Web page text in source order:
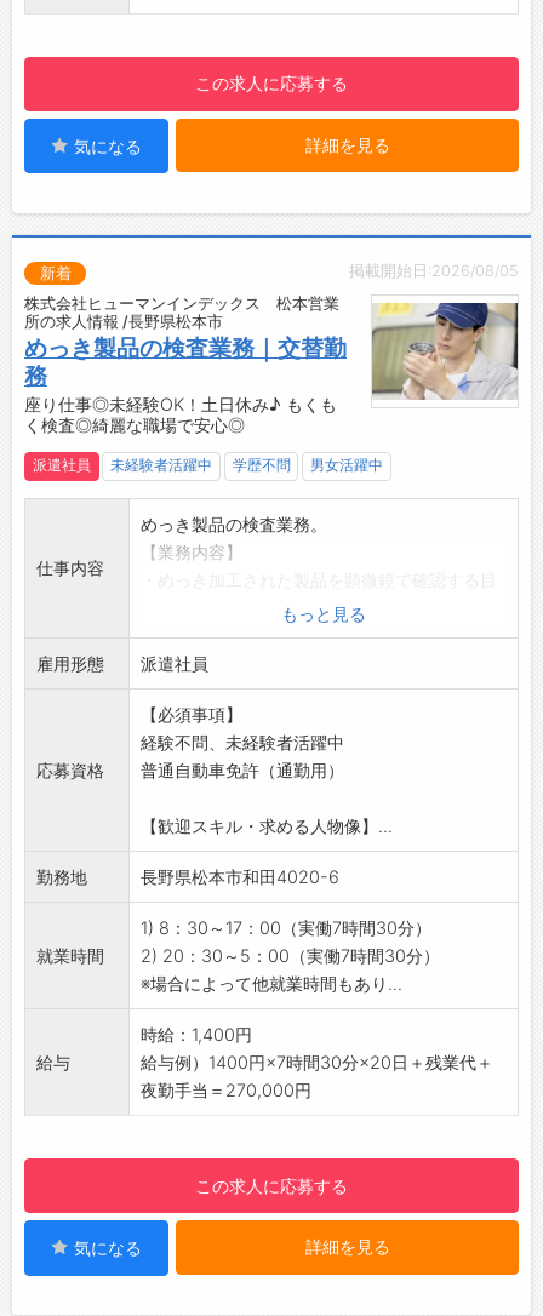
この求人に応募する
気になる 詳細を見る
掲載開始日:2026/08/05
新着
株式会社ヒューマンインデックス 松本営業
所の求人情報 /長野県松本市
めっき製品の検査業務｜交替勤
務
座り仕事◎未経験OK！土日休み♪ もくも
く検査◎綺麗な職場で安心◎
派遣社員 未経験者活躍中 学歴不問 男女活躍中
仕事内容
めっき製品の検査業務。
【業務内容】
・キズ、変形、ムラなどの外観チェック
・検査基準に沿って、良品・不良品の確認を行
います
◎自分のペースで進められる、もくもくと集中
できる作業です！
【未経験者歓迎！】
入社後は、作業手順や検査のポイントを一から
丁寧にお教えしますので、
工場勤務が初めての方でも安心してスタートで
きます。
【こんな方におすすめ♪】
・一人で集中して行う、もくもく作業が好きな
・細かい作業やコツコツ進める作業が得意な
・座り作業で無理なく働きたい
・製造業にチャレンジしてみたい
【職場環境・ポイント】
・座り作業中心で身体への負担少なめ◎
・落ち着いた雰囲気の職場
【貸与】
・制服：支給
・休憩室：食堂スペースからの眺めがよく気持
もっと見る
雇用形態 派遣社員
応募資格
【必須事項】
経験不問、未経験者活躍中
普通自動車免許（通勤用）
【歓迎スキル・求める人物像】...
勤務地 長野県松本市和田4020-6
就業時間
1) 8：30～17：00（実働7時間30分）
2) 20：30～5：00（実働7時間30分）
※場合によって他就業時間もあり...
給与
時給：1,400円
給与例）1400円×7時間30分×20日＋残業代＋
夜勤手当＝270,000円
この求人に応募する
気になる 詳細を見る